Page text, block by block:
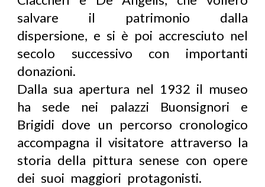
salvare il patrimonio dalla
dispersione, e si è poi accresciuto nel
secolo successivo con importanti
donazioni.
Dalla sua apertura nel 1932 il museo
ha sede nei palazzi Buonsignori e
Brigidi dove un percorso cronologico
accompagna il visitatore attraverso la
storia della pittura senese con opere
dei suoi maggiori protagonisti.